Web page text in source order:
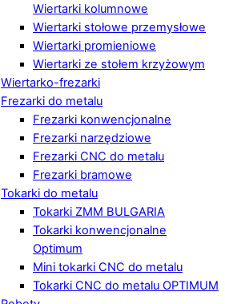
Wiertarki kolumnowe
Wiertarki stołowe przemysłowe
Wiertarki promieniowe
Wiertarki ze stołem krzyżowym
Wiertarko-frezarki
Frezarki do metalu
Frezarki konwencjonalne
Frezarki narzędziowe
Frezarki CNC do metalu
Frezarki bramowe
Tokarki do metalu
Tokarki ZMM BULGARIA
Tokarki konwencjonalne
Optimum
Mini tokarki CNC do metalu
Tokarki CNC do metalu OPTIMUM